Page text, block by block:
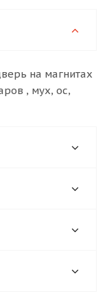
на магнитах
, мух, ос,